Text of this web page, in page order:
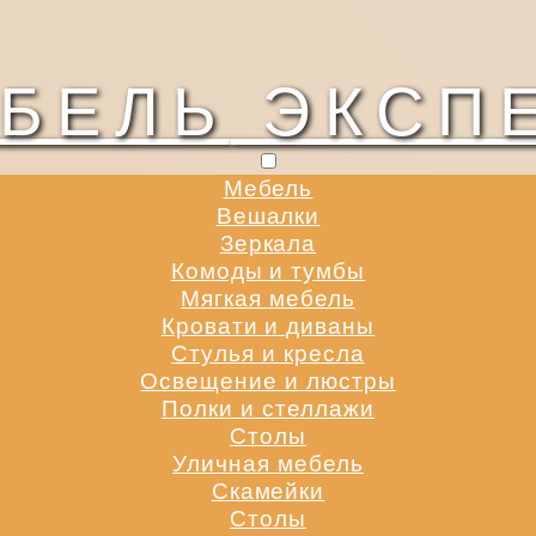
Мебель
Вешалки
Зеркала
Комоды и тумбы
Мягкая мебель
Кровати и диваны
Стулья и кресла
Освещение и люстры
Полки и стеллажи
Столы
Уличная мебель
Скамейки
Столы